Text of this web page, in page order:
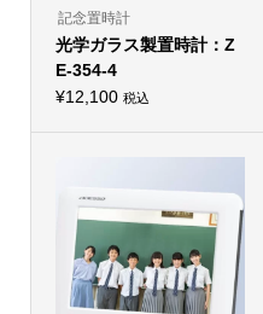
記念置時計
光学ガラス製置時計：Z
E-354-4
¥12,100 税込